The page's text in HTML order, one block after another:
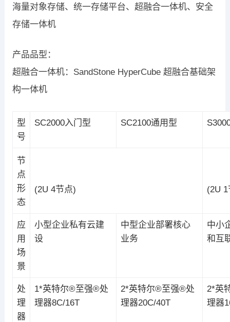
海量对象存储、统一存储平台、超融合一体机、安全
存储一体机
产品品型：
超融合一体机：SandStone HyperCube 超融合基础架
构一体机
型
号
SC2000入门型 SC2100通用型
节
点
形
态
(2U 4节点) (2U
应
用
场
景
小型企业私有云建
设
中型企业部署核心
业务
中小
和互
处
理
器
1*英特尔®至强®处
理器8C/16T
2*英特尔®至强®处
理器20C/40T
2*英
理器